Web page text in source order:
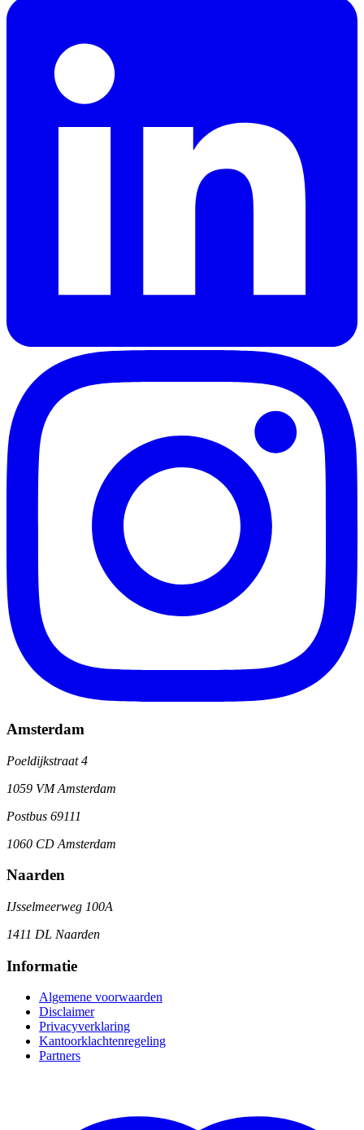
Amsterdam
Poeldijkstraat 4
1059 VM Amsterdam
Postbus 69111
1060 CD Amsterdam
Naarden
IJsselmeerweg 100A
1411 DL Naarden
Informatie
Algemene voorwaarden
Disclaimer
Privacyverklaring
Kantoorklachtenregeling
Partners